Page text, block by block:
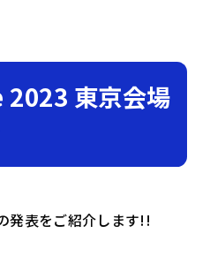
東京会場
発表をご紹介します!!